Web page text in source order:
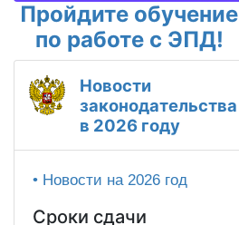
Пройдите обучение
по работе с ЭПД!
Новости
законодательства
в 2026 году
• Новости на 2026 год
Сроки сдачи